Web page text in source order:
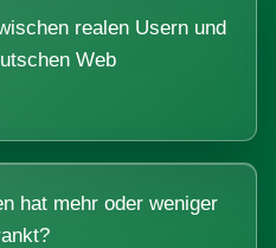
realen Usern und
Web
hat mehr oder weniger